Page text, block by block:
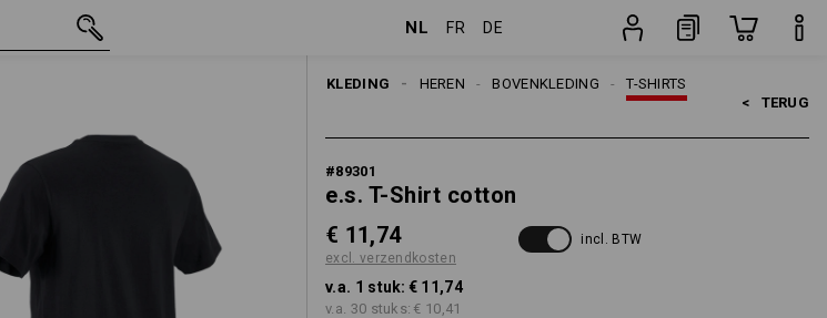
NL FR DE
KLEDING T-SHIRTS
BOVENKLEDING
HEREN
< TERUG
#89301
e.s. T-Shirt cotton
€ 11,74
excl. verzendkosten
incl. BTW
v.a. 1 stuk: € 11,74
v.a. 30 stuks: € 10,41
€ 11,74